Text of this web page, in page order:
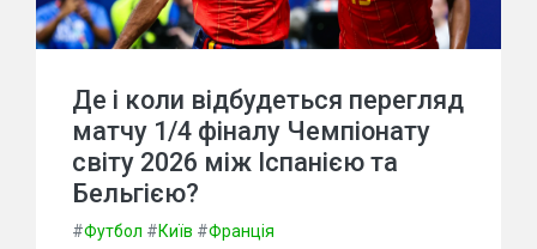
Де і коли відбудеться перегляд
матчу 1/4 фіналу Чемпіонату
світу 2026 між Іспанією та
Бельгією?
#Футбол #Київ #Франція